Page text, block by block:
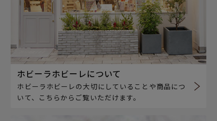
ホビーラホビーレについて
ホビーラホビーレの大切にしていることや商品につ
いて、こちらからご覧いただけます。